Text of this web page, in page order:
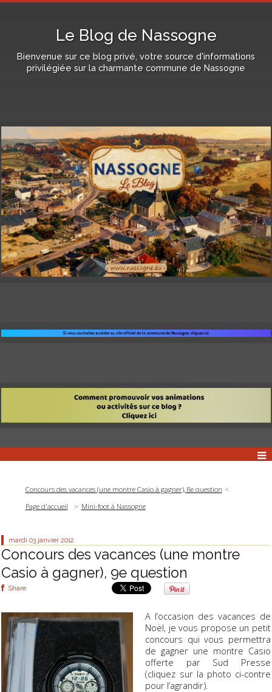
Le Blog de Nassogne
Bienvenue sur ce blog privé, votre source d'informations
privilégiée sur la charmante commune de Nassogne
Concours des vacances (une montre Casio à gagner), 8e question
Page d'accueil
Mini-foot à Nassogne
mardi 03 janvier 2012
Concours des vacances (une montre
Casio à gagner), 9e question
Share
A l’occasion des vacances de
Noël, je vous propose un petit
concours qui vous permettra
de gagner une montre Casio
offerte par Sud Presse
(cliquez sur la photo ci-contre
pour l’agrandir).